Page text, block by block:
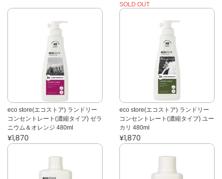
SOLD OUT
eco store(エコストア) ランドリー
コンセントレート(濃縮タイプ) ゼラ
ニウム＆オレンジ 480ml
¥1,870
eco store(エコストア) ランドリー
コンセントレート(濃縮タイプ) ユー
カリ 480ml
¥1,870